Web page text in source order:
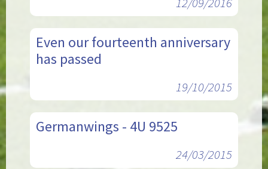
Even our fourteenth anniversary
has passed
19/10/2015
Germanwings - 4U 9525
24/03/2015